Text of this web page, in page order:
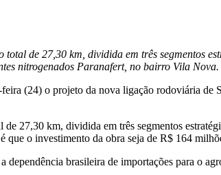
de 27,30 km, dividida em três segmentos
nitrogenados Paranafert, no bairro Vila Nova.
(24) o projeto da nova ligação rodoviária de
27,30 km, dividida em três segmentos
o investimento da obra seja de R$ 164
brasileira de importações para o